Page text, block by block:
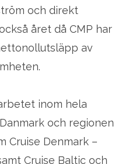
och direkt
året då CMP har
av
inom hela
och regionen
Cruise Denmark –
Cruise Baltic och